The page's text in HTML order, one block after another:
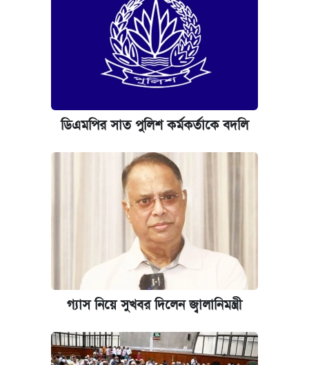
ডিএমপির সাত পুলিশ কর্মকর্তাকে বদলি
গ্যাস নিয়ে সুখবর দিলেন জ্বালানিমন্ত্রী